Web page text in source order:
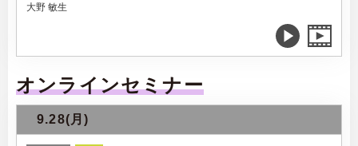
大野 敏生
オンラインセミナー
9.28(月)